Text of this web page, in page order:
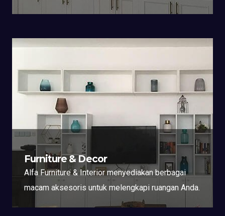
Furniture & Decor
Alfa Furniture & Interior menyediakan berbagai
macam aksesoris untuk melengkapi ruangan Anda.